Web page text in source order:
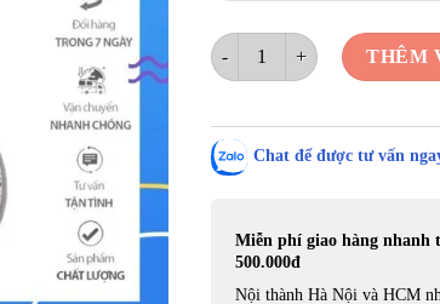
Lót vành kính chống mài hụt
THÊM
Chat để được tư vấn
Miễn phí giao hàng nhanh
500.000đ
Nội thành Hà Nội và HCM